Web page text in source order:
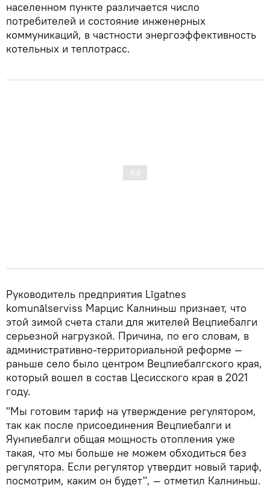
населенном пункте различается число
потребителей и состояние инженерных
коммуникаций, в частности энергоэффективность
котельных и теплотрасс.
Руководитель предприятия Līgatnes
komunālserviss Марцис Калниньш признает, что
этой зимой счета стали для жителей Вецпиебалги
серьезной нагрузкой. Причина, по его словам, в
административно-территориальной реформе —
раньше село было центром Вецпиебалгского края,
который вошел в состав Цесисского края в 2021
году.
"Мы готовим тариф на утверждение регулятором,
так как после присоединения Вецпиебалги и
Яунпиебалги общая мощность отопления уже
такая, что мы больше не можем обходиться без
регулятора. Если регулятор утвердит новый тариф,
посмотрим, каким он будет", — отметил Калниньш.